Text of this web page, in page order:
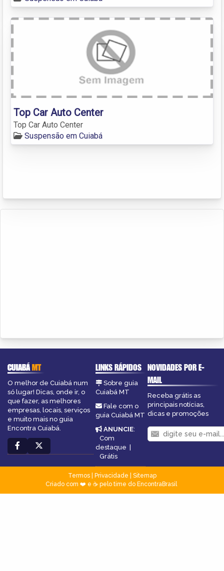
Top Car Auto Center
Top Car Auto Center
Suspensão em Cuiabá
CUIABÁMT
O melhor de Cuiabá num
só lugar! Dicas, onde ir, o
que fazer, as melhores
empresas, locais, serviços
e muito mais no guia
Encontra Cuiabá.
LINKS RÁPIDOS
Sobre guia
Cuiabá MT
Fale com o
guia Cuiabá MT
ANUNCIE:
Com
destaque |
Grátis
NOVIDADES POR E-
MAIL
Receba grátis as
principais notícias,
dicas e promoções
Termos| Privacidade
Sitemap
Criado com ❤️ e ☕ pelo time do EncontraBrasil